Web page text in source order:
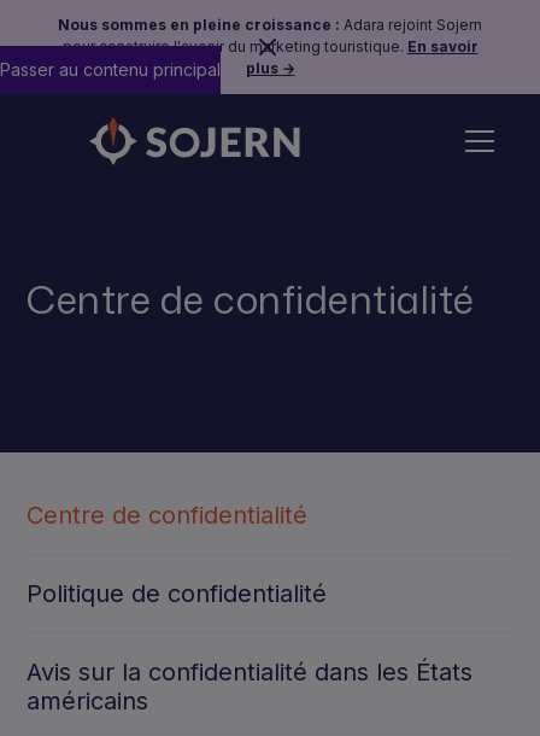
Nous sommes en pleine croissance : Adara rejoint Sojern
pour construire l'avenir du marketing touristique. En savoir
plus →
Passer au contenu principal
Centre de confidentialité
Centre de confidentialité
Politique de confidentialité
Avis sur la confidentialité dans les États
américains